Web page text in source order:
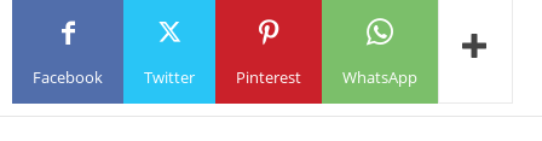
Facebook Twitter Pinterest WhatsApp